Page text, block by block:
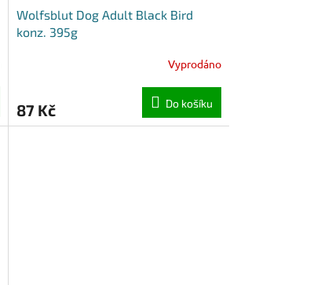
Wolfsblut Dog Adult Black Bird
konz. 395g
Vyprodáno
87 Kč Do košíku